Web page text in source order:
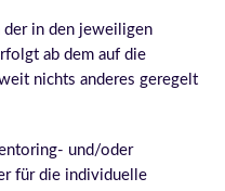
der in den jeweiligen
ab dem auf die
nichts anderes geregelt
und/oder
für die individuelle